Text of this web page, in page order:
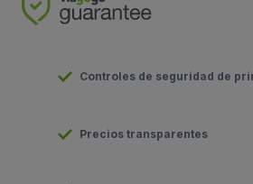
Controles de seguridad de
Precios transparentes